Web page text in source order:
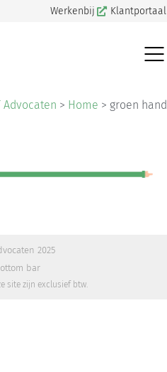
Werkenbij Klantportaal
Advocaten > Home > groen hand
2025
bar
site zijn exclusief btw.